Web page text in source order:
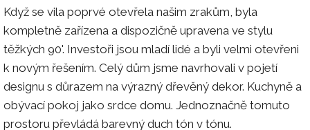
Když se vila poprvé otevřela našim zrakům, byla
kompletně zařízena a dispozičně upravena ve stylu
těžkých 90'. Investoři jsou mladí lidé a byli velmi otevřeni
k novým řešením. Celý dům jsme navrhovali v pojetí
designu s důrazem na výrazný dřevěný dekor. Kuchyně a
obývací pokoj jako srdce domu. Jednoznačně tomuto
prostoru převládá barevný duch tón v tónu.